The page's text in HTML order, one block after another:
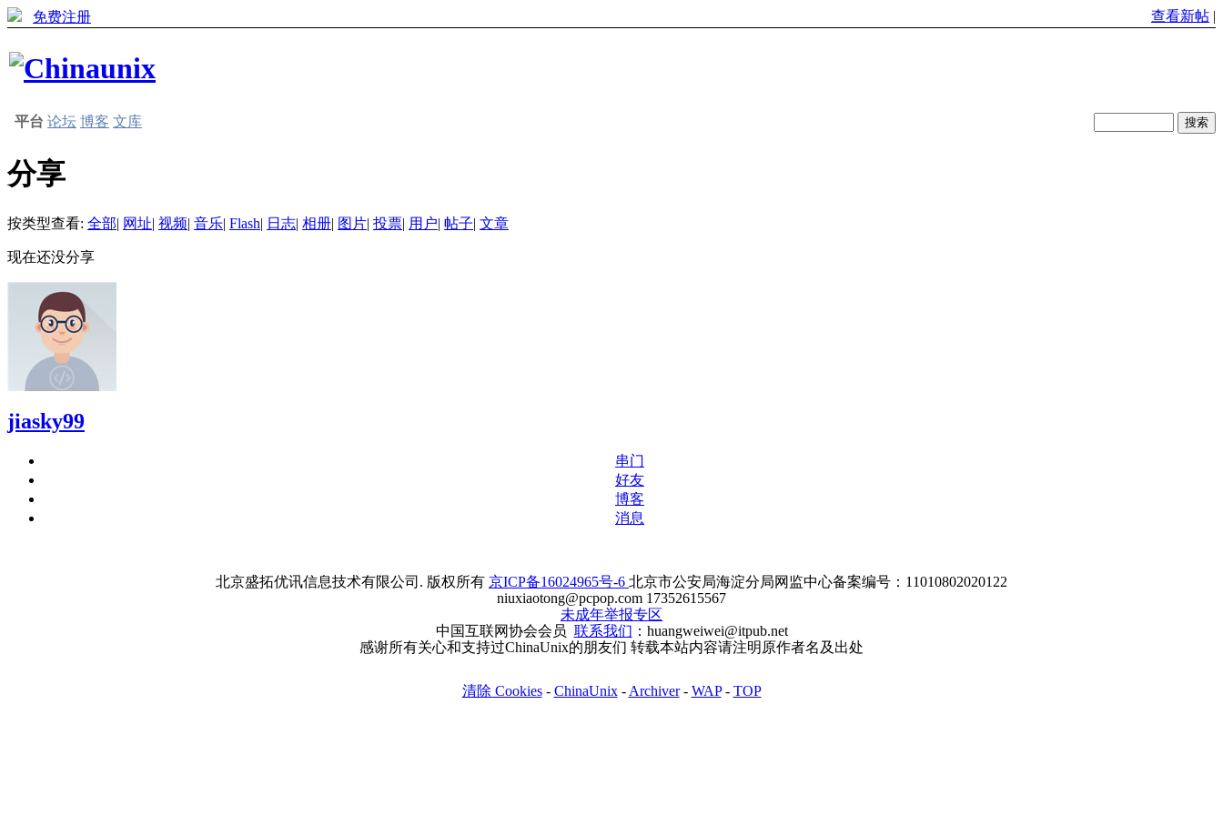
免费注册 查看新帖 |
平台 论坛 博客 文库
分享
按类型查看: 全部| 网址| 视频| 音乐| Flash| 日志| 相册| 图片| 投票| 用户| 帖子| 文章
现在还没分享
jiasky99
串门
好友
博客
消息
北京盛拓优讯信息技术有限公司. 版权所有 京ICP备16024965号-6 北京市公安局海淀分局网监中心备案编号：11010802020122
niuxiaotong@pcpop.com 17352615567
未成年举报专区
中国互联网协会会员 联系我们 ：huangweiwei@itpub.net
感谢所有关心和支持过ChinaUnix的朋友们 转载本站内容请注明原作者名及出处
清除 Cookies- ChinaUnix- Archiver- WAP- TOP